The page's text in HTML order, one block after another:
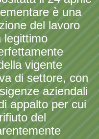
è una
del lavoro
legittimo
vigente
di settore, con
aziendali
appalto per cui
del